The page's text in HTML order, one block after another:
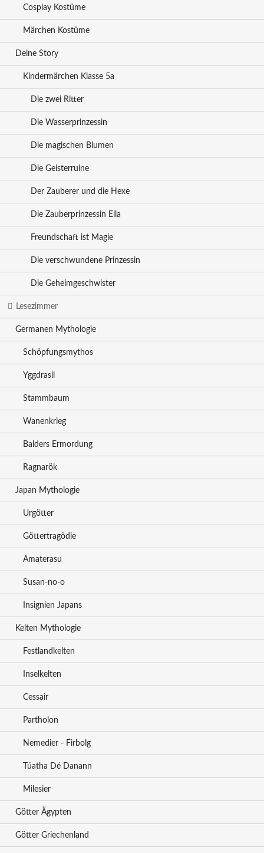
Cosplay Kostüme
Märchen Kostüme
Deine Story
Kindermärchen Klasse 5a
Die zwei Ritter
Die Wasserprinzessin
Die magischen Blumen
Die Geisterruine
Der Zauberer und die Hexe
Die Zauberprinzessin Ella
Freundschaft ist Magie
Die verschwundene Prinzessin
Die Geheimgeschwister
Lesezimmer
Germanen Mythologie
Schöpfungsmythos
Yggdrasil
Stammbaum
Wanenkrieg
Balders Ermordung
Ragnarök
Japan Mythologie
Urgötter
Göttertragödie
Amaterasu
Susan-no-o
Insignien Japans
Kelten Mythologie
Festlandkelten
Inselkelten
Cessair
Partholon
Nemedier - Firbolg
Túatha Dé Danann
Milesier
Götter Ägypten
Götter Griechenland